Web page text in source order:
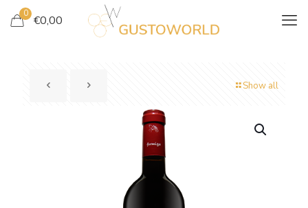
0 €0,00
Show all